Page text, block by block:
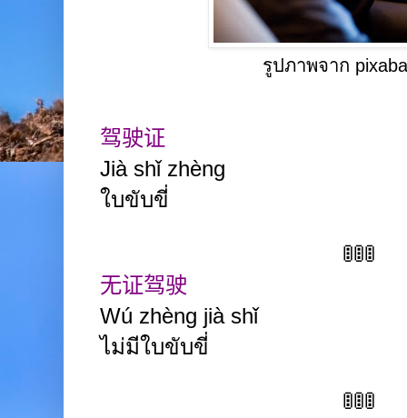
รูปภาพจาก
驾驶证
Jià shǐ zhèng
ใบขับขี่
🚦🚦🚦
无证驾驶
Wú zhèng jià shǐ
ไม่มีใบขับขี่
🚦🚦🚦